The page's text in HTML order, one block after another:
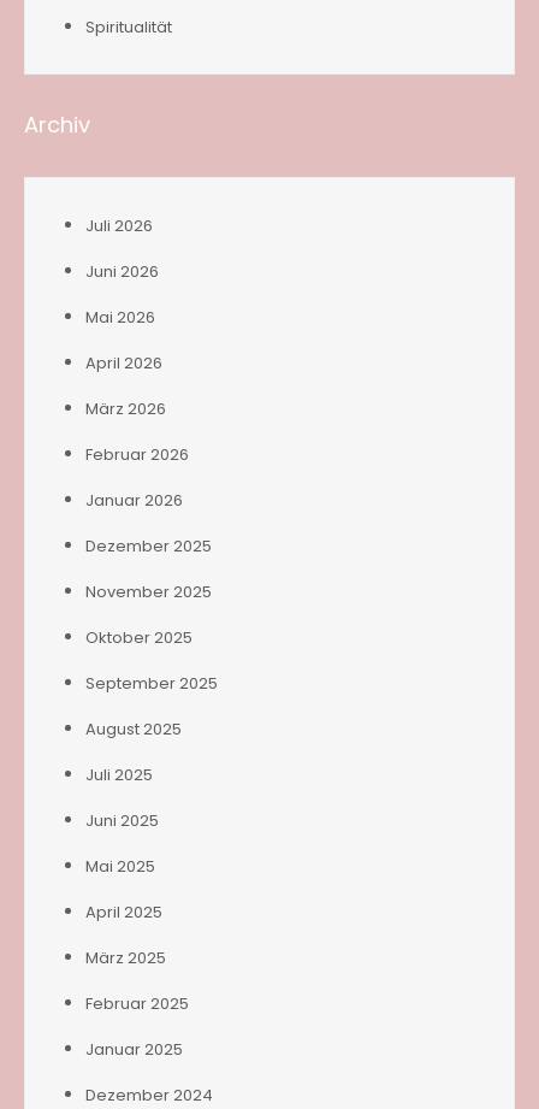
Spiritualität
Archiv
Juli 2026
Juni 2026
Mai 2026
April 2026
März 2026
Februar 2026
Januar 2026
Dezember 2025
November 2025
Oktober 2025
September 2025
August 2025
Juli 2025
Juni 2025
Mai 2025
April 2025
März 2025
Februar 2025
Januar 2025
Dezember 2024